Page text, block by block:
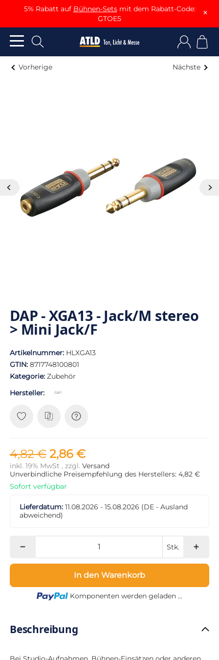
5% Rabatt auf Bühnen-Setsmit dem Rabatt-Code:
GTOE5
×
Vorherige Nächste
DAP - XGA13 - Jack/M stereo
> Mini Jack/F
Artikelnummer: HLXGA13
GTIN: 8717748100801
Kategorie: Zubehör
Hersteller:
4,82 € 2,86 €
inkl. 19% MwSt , zzgl. Versand
Unverbindliche Preisempfehlung des Herstellers: 4,82 €
Sofort verfügbar
Lieferdatum: 11.08.2026 - 15.08.2026 (DE - Ausland
abweichend)
Stk.
In den Warenkorb
Loading...
Komponenten werden geladen ...
Beschreibung